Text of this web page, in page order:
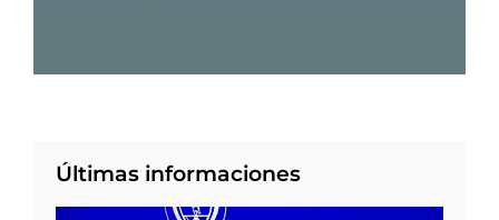
Últimas informaciones